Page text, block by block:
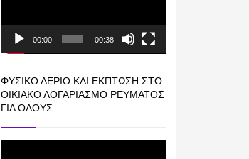
00:00 00:38
ΦΥΣΙΚΌ ΑΈΡΙΟ ΚΑΙ ΕΚΠΤΩΣΗ ΣΤΟ
ΟΙΚΙΑΚΌ ΛΟΓΑΡΙΑΣΜΌ ΡΕΎΜΑΤΟΣ
ΓΙΑ ΟΛΟΥΣ